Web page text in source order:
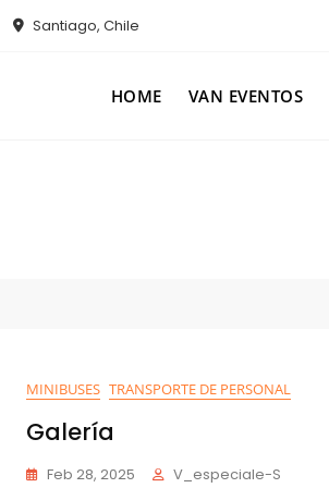
Santiago, Chile
HOME VAN EVENTOS
MINIBUSES TRANSPORTE DE PERSONAL
Galería
Feb 28, 2025 V_especiale-S